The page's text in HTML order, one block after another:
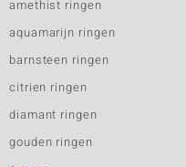
amethist ringen
aquamarijn ringen
barnsteen ringen
citrien ringen
diamant ringen
gouden ringen